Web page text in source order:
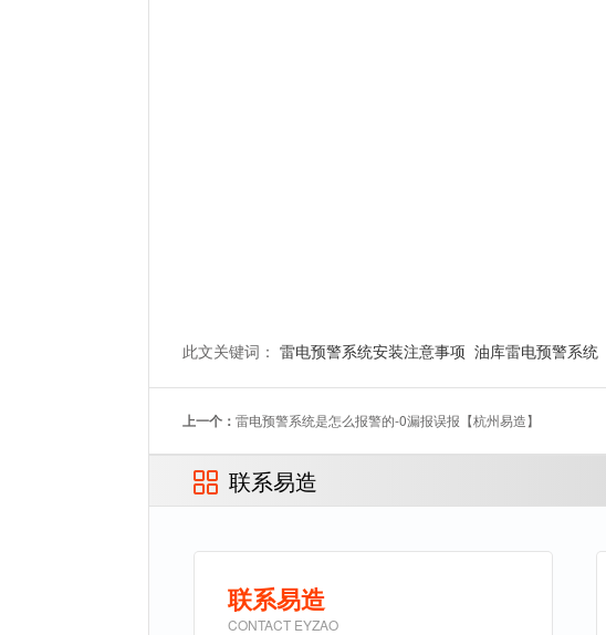
此文关键词：雷电预警系统安装注意事项 油库雷电预警系统
上一个：雷电预警系统是怎么报警的-0漏报误报【杭州易造】
联系易造
联系易造
CONTACT EYZAO